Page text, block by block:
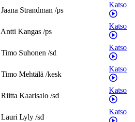
Jaana Strandman /ps
Katso
Antti Kangas /ps
Katso
Timo Suhonen /sd
Katso
Timo Mehtälä /kesk
Katso
Riitta Kaarisalo /sd
Katso
Lauri Lyly /sd
Katso